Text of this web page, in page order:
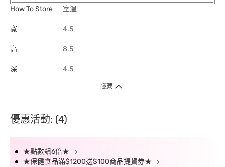
How To Store
室溫
寬 4.5
高 8.5
深 4.5
隱藏
優惠活動: (4)
★點數飆6倍★
★保健食品滿$1200送$100商品提貨券★